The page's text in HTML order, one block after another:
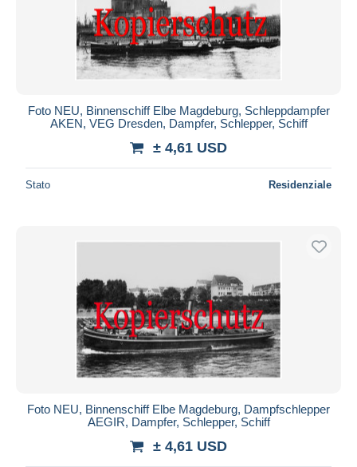
Foto NEU, Binnenschiff Elbe Magdeburg, Schleppdampfer
AKEN, VEG Dresden, Dampfer, Schlepper, Schiff
± 4,61 USD
Stato Residenziale
Foto NEU, Binnenschiff Elbe Magdeburg, Dampfschlepper
AEGIR, Dampfer, Schlepper, Schiff
± 4,61 USD